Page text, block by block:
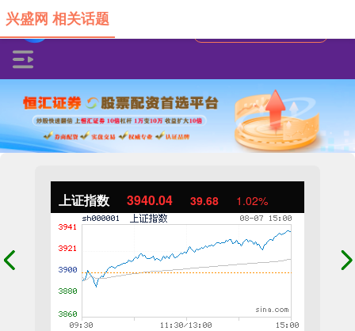
上证指数 3940.04 39.68 1.02%
兴盛网 相关话题